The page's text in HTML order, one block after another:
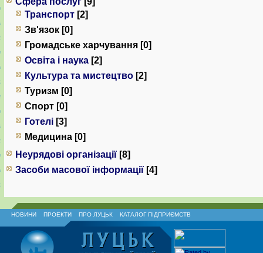
Транспорт [2]
Зв'язок [0]
Громадське харчування [0]
Освіта і наука [2]
Культура та мистецтво [2]
Туризм [0]
Спорт [0]
Готелі [3]
Медицина [0]
Неурядові організації [8]
Засоби масової інформації [4]
НОВИНИ ПРОЕКТИ ПРО ЛУЦЬК КАТАЛОГ ПІДПРИЄМСТВ